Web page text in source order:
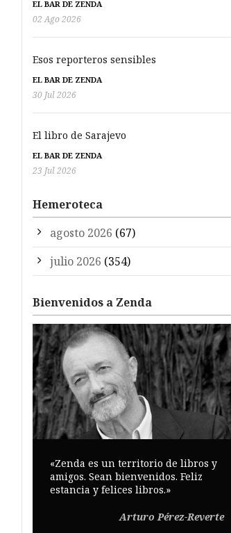
EL BAR DE ZENDA
02 Ago 2026
Esos reporteros sensibles
EL BAR DE ZENDA
30 Jul 2026
El libro de Sarajevo
EL BAR DE ZENDA
23 Jul 2026
Hemeroteca
agosto 2026 (67)
julio 2026 (354)
Bienvenidos a Zenda
«Zenda es un territorio de libros y
amigos. Sean bienvenidos. Feliz
estancia y felices libros.»
Arturo Pérez-Reverte